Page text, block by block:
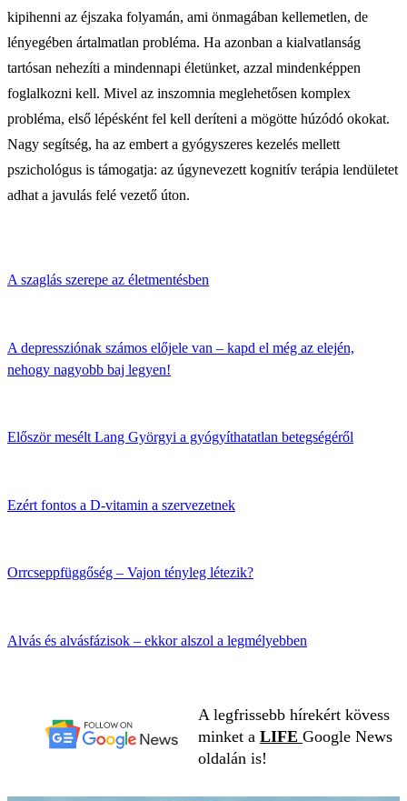
kipihenni az éjszaka folyamán, ami önmagában kellemetlen, de
lényegében ártalmatlan probléma. Ha azonban a kialvatlanság
tartósan nehezíti a mindennapi életünket, azzal mindenképpen
foglalkozni kell. Mivel az inszomnia meglehetősen komplex
probléma, első lépésként fel kell deríteni a mögötte húzódó okokat.
Nagy segítség, ha az embert a gyógyszeres kezelés mellett
pszichológus is támogatja: az úgynevezett kognitív terápia lendületet
adhat a javulás felé vezető úton.
A szaglás szerepe az életmentésben
A depressziónak számos előjele van – kapd el még az elején,
nehogy nagyobb baj legyen!
Először mesélt Lang Györgyi a gyógyíthatatlan betegségéről
Ezért fontos a D-vitamin a szervezetnek
Orrcseppfüggőség – Vajon tényleg létezik?
Alvás és alvásfázisok – ekkor alszol a legmélyebben
A legfrissebb hírekért kövess
minket a LIFE Google News
oldalán is!